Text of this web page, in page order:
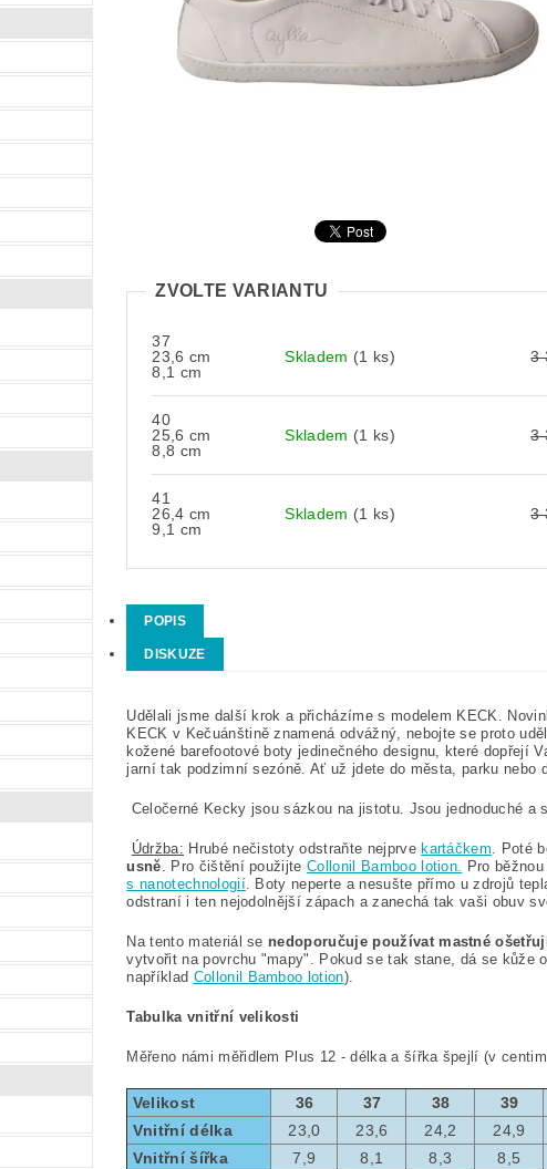
ZVOLTE VARIANTU
37
23,6 cm
8,1 cm
Skladem (1 ks) 3
40
25,6 cm
8,8 cm
Skladem (1 ks) 3
41
26,4 cm
9,1 cm
Skladem (1 ks) 3
POPIS
DISKUZE
Udělali jsme další krok a přicházíme s modelem KECK.
KECK v Kečuánštině znamená odvážný, nebojte se proto
kožené barefootové boty jedinečného designu, které dopřejí
jarní tak podzimní sezóně. Ať už jdete do města, parku nebo
Celočerné Kecky jsou sázkou na jistotu. Jsou jednoduché
Údržba: Hrubé nečistoty odstraňte nejprve kartáčkem. Poté
usně. Pro čištění použijte Collonil Bamboo lotion. Pro
s nanotechnologií. Boty neperte a nesušte přímo u zdrojů
odstraní i ten nejodolnější zápach a zanechá tak vaši obuv
Na tento materiál se nedoporučuje používat mastné
vytvořit na povrchu "mapy". Pokud se tak stane, dá se kůže
například Collonil Bamboo lotion).
Tabulka vnitřní velikosti
Měřeno námi měřidlem Plus 12 - délka a šířka špejlí (v
Velikost 36 37 38 39
Vnitřní délka
23,0 23,6 24,2 24,9
Vnitřní šířka
7,9 8,1 8,3 8,5